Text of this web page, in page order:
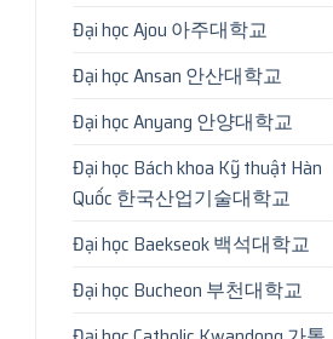
Đại học Ajou 아주대학교
Đại học Ansan 안산대학교
Đại học Anyang 안양대학교
Đại học Bách khoa Kỹ thuật Hàn
Quốc 한국산업기술대학교
Đại học Baekseok 백석대학교
Đại học Bucheon 부천대학교